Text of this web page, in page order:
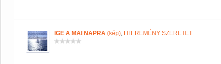
IGE A MAI NAPRA (kép), HIT REMÉNY SZERETET